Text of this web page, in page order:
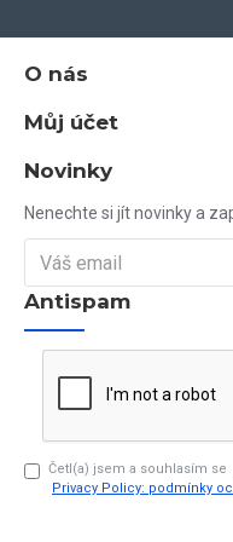
10 dnů.
Vaše dotazy rádi
O nás
Můj účet
Novinky
Nenechte si jít novinky a
Antispam
Četl(a) jsem a souhlasím se
Privacy Policy: podmínky